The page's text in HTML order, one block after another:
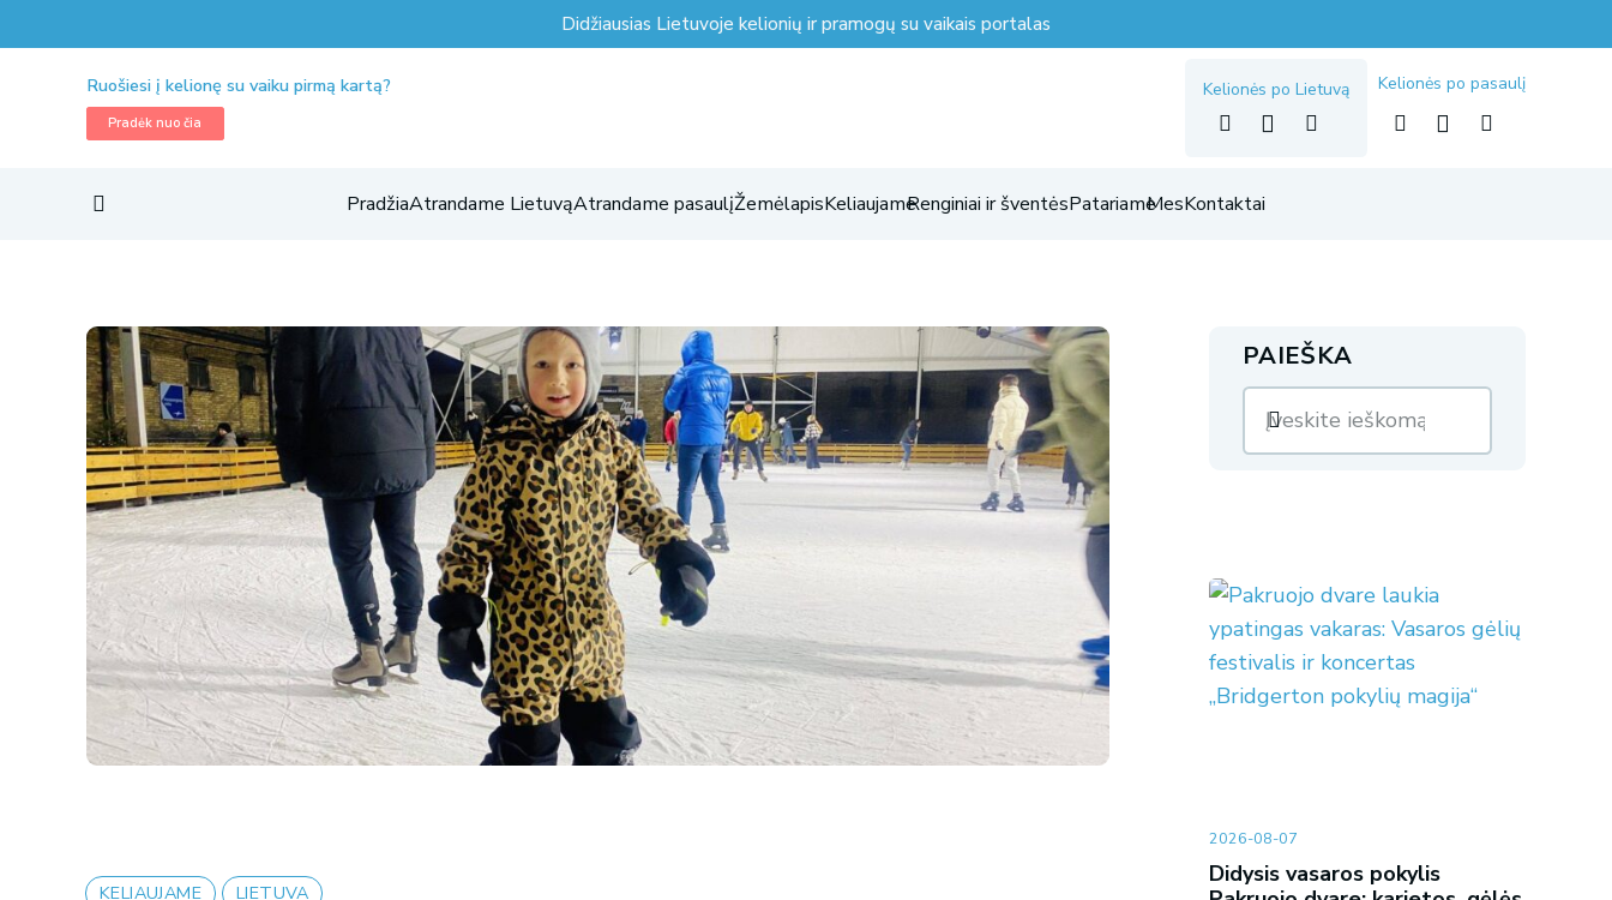
Didžiausias Lietuvoje kelionių ir pramogų su vaikais portalas
Ruošiesi į kelionę su vaiku pirmą kartą?
Pradėk nuo čia
Kelionės po Lietuvą Kelionės po pasaulį
PradžiaAtrandame LietuvąAtrandame pasaulįŽemėlapisKeliaujameRenginiai ir šventėsPatariameMesKontaktai
KELIAUJAME LIETUVA
PAIEŠKA
2026-08-07
Didysis vasaros pokylis